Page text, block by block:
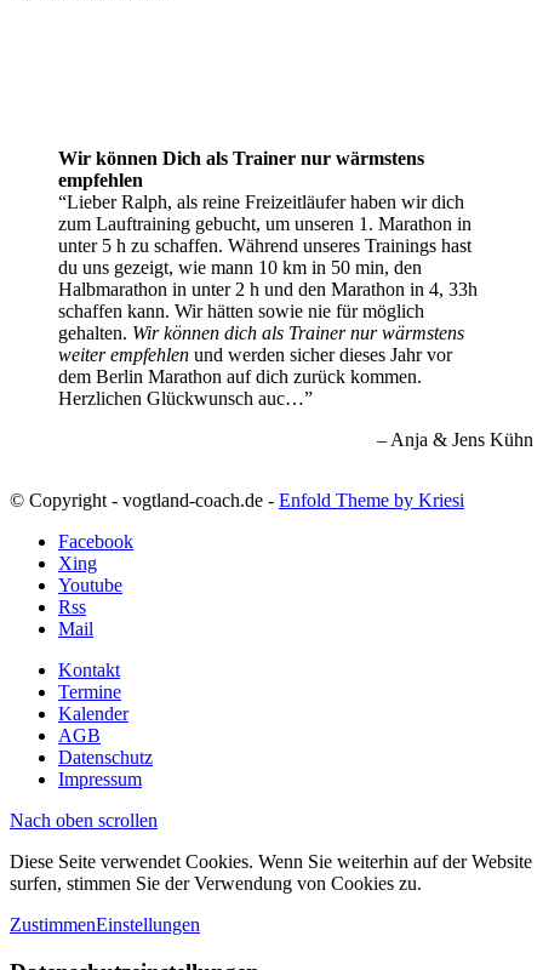
Wir können Dich als Trainer nur wärmstens
empfehlen
Lieber Ralph, als reine Freizeitläufer haben wir dich
zum Lauftraining gebucht, um unseren 1. Marathon in
unter 5 h zu schaffen. Während unseres Trainings hast
du uns gezeigt, wie mann 10 km in 50 min, den
Halbmarathon in unter 2 h und den Marathon in 4, 33h
schaffen kann. Wir hätten sowie nie für möglich
gehalten. Wir können dich als Trainer nur wärmstens
weiter empfehlen und werden sicher dieses Jahr vor
dem Berlin Marathon auf dich zurück kommen.
Herzlichen Glückwunsch auc…
Anja & Jens Kühn
© Copyright - vogtland-coach.de - Enfold Theme by Kriesi
Facebook
Xing
Youtube
Rss
Mail
Kontakt
Termine
Kalender
AGB
Datenschutz
Impressum
Nach oben scrollen
Diese Seite verwendet Cookies. Wenn Sie weiterhin auf der Website
surfen, stimmen Sie der Verwendung von Cookies zu.
ZustimmenEinstellungen